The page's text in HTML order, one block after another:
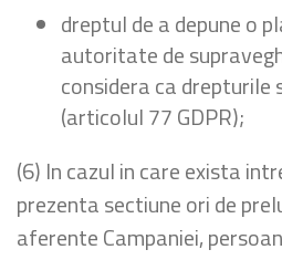
dreptul de a depune o
autoritate de
considera ca
(articolul 77 GDPR);
(6) In cazul in care exista
prezenta sectiune ori de
aferente Campaniei,